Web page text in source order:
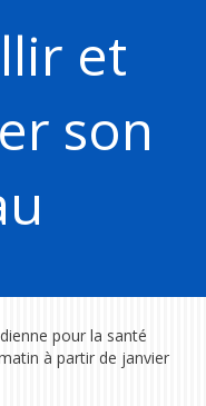
et
son
pour la santé
à partir de janvier